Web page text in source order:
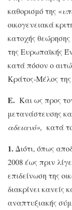
καθορισμό της «
οικογενειακά
κατοχής
της Ευρωπαϊκής
κατά πόσον ο
Κράτος-Μέλος
Ε. Και ως προς
μετανάστευσης
αδειανό», κατά
1. Διότι, όπως
2008 έως πριν
επιδείνωση της
διακρίνει κανείς
αναπτυξιακής